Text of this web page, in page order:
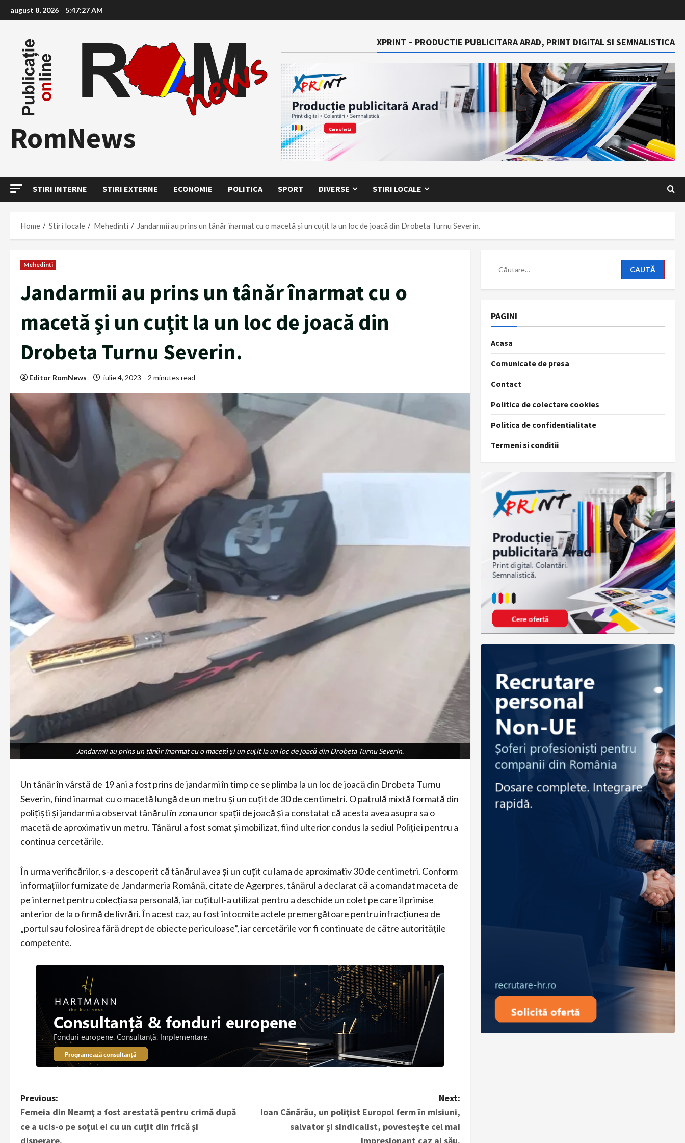
to
august 8, 2026 5:47:29 AM
RomNews
XPRINT – PRODUCTIE PUBLICITARA ARAD, PRINT DIGITAL SI SEMNALISTICA
STIRI INTERNE STIRI EXTERNE ECONOMIE POLITICA SPORT DIVERSE STIRI LOCALE
Home Stiri locale Mehedinti Jandarmii au prins un tânăr înarmat cu o macetă şi un cuţit la un loc de joacă din Drobeta Turnu Severin.
Mehedinti
Jandarmii au prins un tânăr înarmat cu o
macetă şi un cuţit la un loc de joacă din
Drobeta Turnu Severin.
Editor RomNews iulie 4, 2023 2 minutes read
Jandarmii au prins un tânăr înarmat cu o macetă şi un cuţit la un loc de joacă din Drobeta Turnu Severin.
Jandarmii au prins un tânăr înarmat cu o macetă şi un cuţit la un loc de joacă din Drobeta Turnu Severin.
Un tânăr în vârstă de 19 ani a fost prins de jandarmi în timp ce se plimba la un loc de joacă din Drobeta Turnu
Severin, fiind înarmat cu o macetă lungă de un metru și un cuțit de 30 de centimetri. O patrulă mixtă formată din
polițiști și jandarmi a observat tânărul în zona unor spații de joacă și a constatat că acesta avea asupra sa o
macetă de aproximativ un metru. Tânărul a fost somat și mobilizat, fiind ulterior condus la sediul Poliției pentru a
continua cercetările.
În urma verificărilor, s-a descoperit că tânărul avea și un cuțit cu lama de aproximativ 30 de centimetri. Conform
informațiilor furnizate de Jandarmeria Română, citate de Agerpres, tânărul a declarat că a comandat maceta de
pe internet pentru colecția sa personală, iar cuțitul l-a utilizat pentru a deschide un colet pe care îl primise
anterior de la o firmă de livrări. În acest caz, au fost întocmite actele premergătoare pentru infracțiunea de
„portul sau folosirea fără drept de obiecte periculoase”, iar cercetările vor fi continuate de către autoritățile
competente.
P
o
Previous:
Femeia din Neamţ a fost arestată pentru crimă după
ce a ucis-o pe soţul ei cu un cuţit din frică și
Next:
Ioan Cănărău, un poliţist Europol ferm în misiuni,
salvator şi sindicalist, povesteşte cel mai
Caută
după:
PAGINI
Acasa
Comunicate de presa
Contact
Politica de colectare cookies
Politica de confidentialitate
Termeni si conditii